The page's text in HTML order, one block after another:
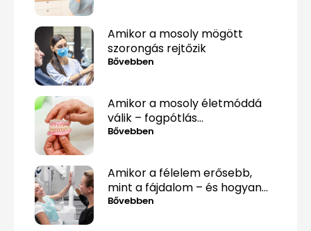
Amikor a mosoly mögött
szorongás rejtőzik
Bővebben
Amikor a mosoly életmóddá
válik – fogpótlás
közérthetően, tabuk nélkül
Bővebben
Amikor a félelem erősebb,
mint a fájdalom – és hogyan
lehet mégis túllépni rajta
Bővebben